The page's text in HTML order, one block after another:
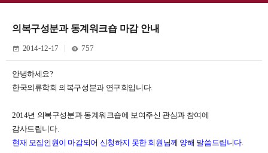
의복구성분과 동계워크숍 마감 안내
2014-12-17 757
안녕하세요?
한국의류학회 의복구성분과 연구회입니다.
2014년 의복구성분과 동계워크숍에 보여주신 관심과 참여에
감사드립니다.
현재 모집인원이 마감되어 신청하지 못한 회원님께 양해 말씀드립니다.